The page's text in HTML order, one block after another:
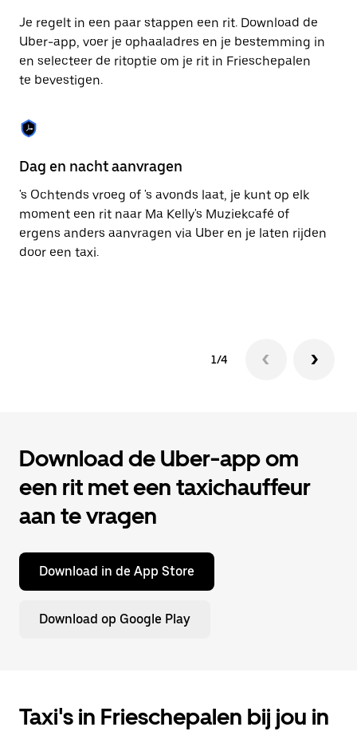
agenda
sluiten.
Je regelt in een paar stappen een rit. Download de
Uber-app, voer je ophaaladres en je bestemming in
en selecteer de ritoptie om je rit in Frieschepalen
te bevestigen.
Dag en nacht aanvragen
's Ochtends vroeg of 's avonds laat, je kunt op elk
moment een rit naar Ma Kelly's Muziekcafé of
ergens anders aanvragen via Uber en je laten rijden
door een taxi.
1/4
Download de Uber-app om
een rit met een taxichauffeur
aan te vragen
Download in de App Store
Download op Google Play
Taxi's in Frieschepalen bij jou in